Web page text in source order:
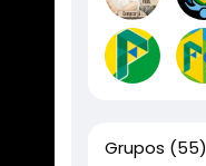
Grupos (55)